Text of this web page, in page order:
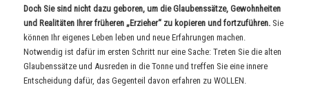
Doch Sie sind nicht dazu geboren, um die Glaubenssätze, Gewohnheiten
und Realitäten Ihrer früheren „Erzieher“ zu kopieren und fortzuführen. Sie
können Ihr eigenes Leben leben und neue Erfahrungen machen.
Notwendig ist dafür im ersten Schritt nur eine Sache: Treten Sie die alten
Glaubenssätze und Ausreden in die Tonne und treffen Sie eine innere
Entscheidung dafür, das Gegenteil davon erfahren zu WOLLEN.